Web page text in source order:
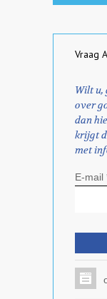
Vraag
Wilt u,
over
dan
krijgt
met
E-mail